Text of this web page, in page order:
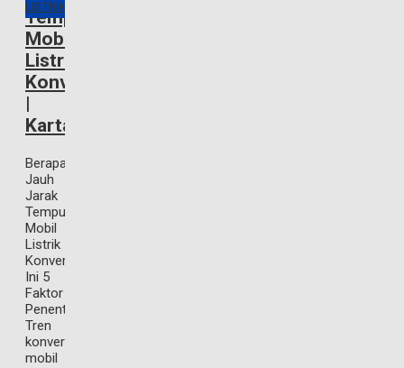
LISTRIK
Tempuh
Mobil
Listrik
Konversi
|
Kartanagari
Berapa
Jauh
Jarak
Tempuh
Mobil
Listrik
Konversi?
Ini 5
Faktor
Penentunya!
Tren
konversi
mobil